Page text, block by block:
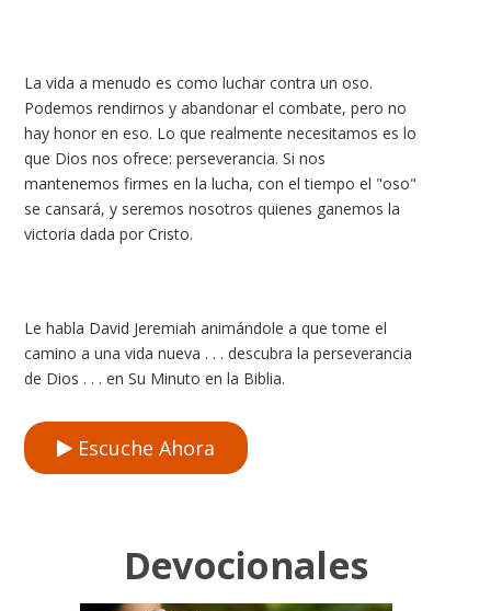
La vida a menudo es como luchar contra un oso.
Podemos rendirnos y abandonar el combate, pero no
hay honor en eso. Lo que realmente necesitamos es lo
que Dios nos ofrece: perseverancia. Si nos
mantenemos firmes en la lucha, con el tiempo el "oso"
se cansará, y seremos nosotros quienes ganemos la
victoria dada por Cristo.
Le habla David Jeremiah animándole a que tome el
camino a una vida nueva . . . descubra la perseverancia
de Dios . . . en Su Minuto en la Biblia.
Escuche Ahora
Devocionales